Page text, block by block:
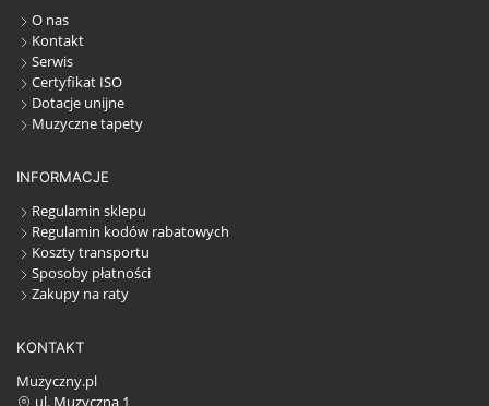
O nas
Kontakt
Serwis
Certyfikat ISO
Dotacje unijne
Muzyczne tapety
INFORMACJE
Regulamin sklepu
Regulamin kodów rabatowych
Koszty transportu
Sposoby płatności
Zakupy na raty
KONTAKT
Muzyczny.pl
ul. Muzyczna 1